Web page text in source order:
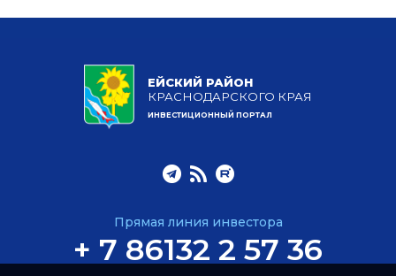
ЕЙСКИЙ РАЙОН
КРАСНОДАРСКОГО КРАЯ
ИНВЕСТИЦИОННЫЙ ПОРТАЛ
Прямая линия инвестора
+ 7 86132 2 57 36